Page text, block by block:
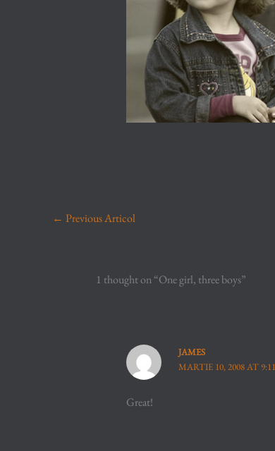
← Previous Articol
1 thought on “One girl, three boys”
JAMES
MARTIE 10, 2008 AT
Great!